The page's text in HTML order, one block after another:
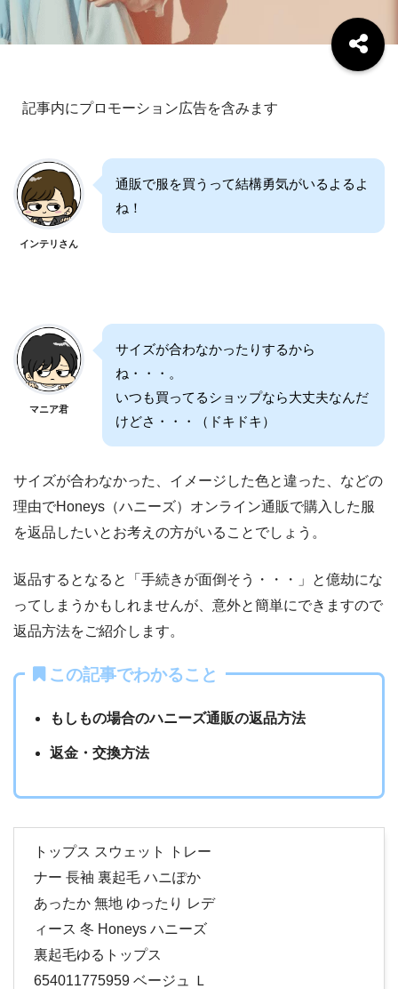
記事内にプロモーション広告を含みます
インテリさん
通販で服を買うって結構勇気がいるよるよ
ね！
マニア君
サイズが合わなかったりするから
ね・・・。
いつも買ってるショップなら大丈夫なんだ
けどさ・・・（ドキドキ）
サイズが合わなかった、イメージした色と違った、などの
理由でHoneys（ハニーズ）オンライン通販で購入した服
を返品したいとお考えの方がいることでしょう。
返品するとなると「手続きが面倒そう・・・」と億劫にな
ってしまうかもしれませんが、意外と簡単にできますので
返品方法をご紹介します。
この記事でわかること
もしもの場合のハニーズ通販の返品方法
返金・交換方法
トップス スウェット トレー
ナー 長袖 裏起毛 ハニぽか
あったか 無地 ゆったり レデ
ィース 冬 Honeys ハニーズ
裏起毛ゆるトップス
654011775959 ベージュ Ｌ